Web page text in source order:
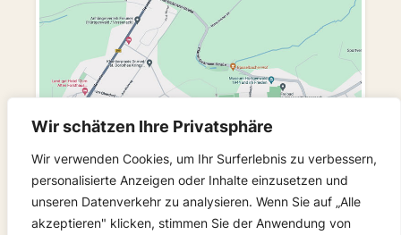
Wir schätzen Ihre Privatsphäre
Wir verwenden Cookies, um Ihr Surferlebnis zu verbessern,
personalisierte Anzeigen oder Inhalte einzusetzen und
unseren Datenverkehr zu analysieren. Wenn Sie auf „Alle
akzeptieren" klicken, stimmen Sie der Anwendung von
FOLGEN SIE UNS